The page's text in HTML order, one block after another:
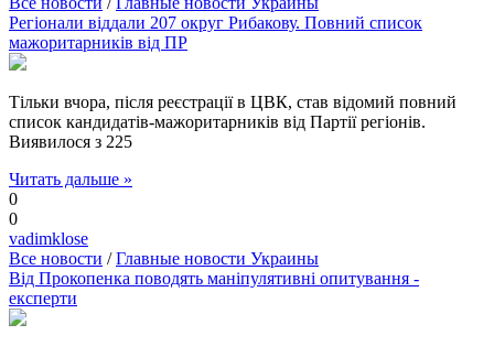
Регіонали віддали 207 округ Рибакову. Повний список
мажоритарників від ПР
Тільки вчора, після реєстрації в ЦВК, став відомий повний
список кандидатів-мажоритарників від Партії регіонів.
Виявилося з 225
Читать дальше »
0
0
vadimklose
Все новости /Главные новости Украины
Від Прокопенка поводять маніпулятивні опитування -
експерти